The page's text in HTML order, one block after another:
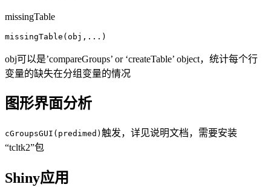
missingTable
missingTable(obj,...)
obj可以是’compareGroups’ or ‘createTable’ object，统计每个行
变量的缺失在分组变量的情况
图形界面分析
cGroupsGUI(predimed) 触发，详见说明文档，需要安装
“tcltk2”包
Shiny应用